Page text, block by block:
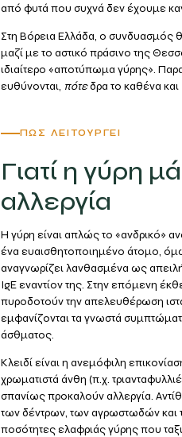
από φυτά που συχνά δεν έχουμε
Στη Βόρεια Ελλάδα, ο συνδυασμός
μαζί με το αστικό πράσινο της
ιδιαίτερο «αποτύπωμα γύρης».
ευθύνονται, πότεδρα το καθένα και
ΠΏΣ ΛΕΙΤΟΥΡΓΕΊ
Γιατί η γύρη
αλλεργία
Η γύρη είναι απλώς το «ανδρικό»
ένα ευαισθητοποιημένο άτομο,
αναγνωρίζει λανθασμένα ως
IgEεναντίον της. Στην επόμενη
πυροδοτούν την απελευθέρωση
εμφανίζονται τα γνωστά
άσθματος.
Κλειδί είναι η ανεμόφιλη
χρωματιστά άνθη (π.χ.
σπανίως προκαλούν αλλεργία.
των δέντρων, των αγρωστωδών και
ποσότητες ελαφριάς γύρηςπου